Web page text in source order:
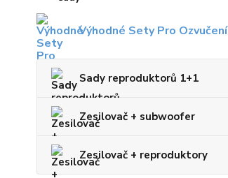
Výhodné Sety Pro Ozvučení
Sady reproduktorů 1+1
Zesilovač + subwoofer
Zesilovač + reproduktory